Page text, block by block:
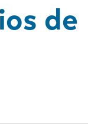
de